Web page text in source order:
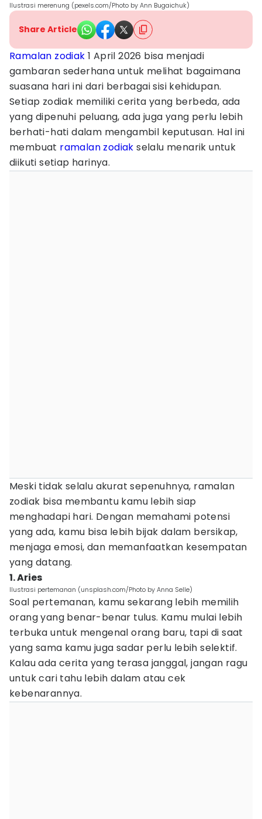
Ilustrasi merenung (pexels.com/Photo by Ann Bugaichuk)
Share Article
Ramalan zodiak 1 April 2026 bisa menjadi
gambaran sederhana untuk melihat bagaimana
suasana hari ini dari berbagai sisi kehidupan.
Setiap zodiak memiliki cerita yang berbeda, ada
yang dipenuhi peluang, ada juga yang perlu lebih
berhati-hati dalam mengambil keputusan. Hal ini
membuat ramalan zodiak selalu menarik untuk
diikuti setiap harinya.
Meski tidak selalu akurat sepenuhnya, ramalan
zodiak bisa membantu kamu lebih siap
menghadapi hari. Dengan memahami potensi
yang ada, kamu bisa lebih bijak dalam bersikap,
menjaga emosi, dan memanfaatkan kesempatan
yang datang.
1. Aries
Ilustrasi pertemanan (unsplash.com/Photo by Anna Selle)
Soal pertemanan, kamu sekarang lebih memilih
orang yang benar-benar tulus. Kamu mulai lebih
terbuka untuk mengenal orang baru, tapi di saat
yang sama kamu juga sadar perlu lebih selektif.
Kalau ada cerita yang terasa janggal, jangan ragu
untuk cari tahu lebih dalam atau cek
kebenarannya.